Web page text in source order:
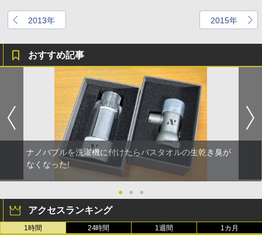
2013年 2015年
おすすめ記事
ナノバブルを洗濯機に付けたらバスタオルの生乾き臭が
なくなった!
● ● ●
アクセスランキング
1時間 24時間 1週間 1カ月